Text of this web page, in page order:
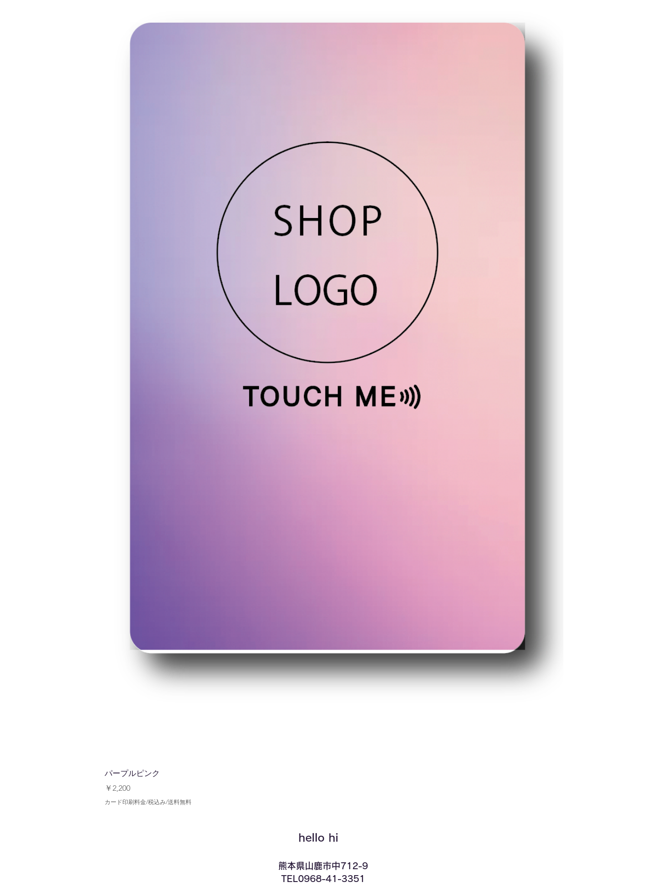
パープルピンク
価格
￥2,200
カード印刷料金/税込み/送料無料
hello hi
​熊本県山鹿市中712-9
TEL0968-41-3351